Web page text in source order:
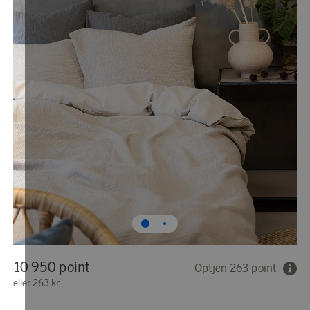
10 950 point
eller 263 kr
Optjen 263 point